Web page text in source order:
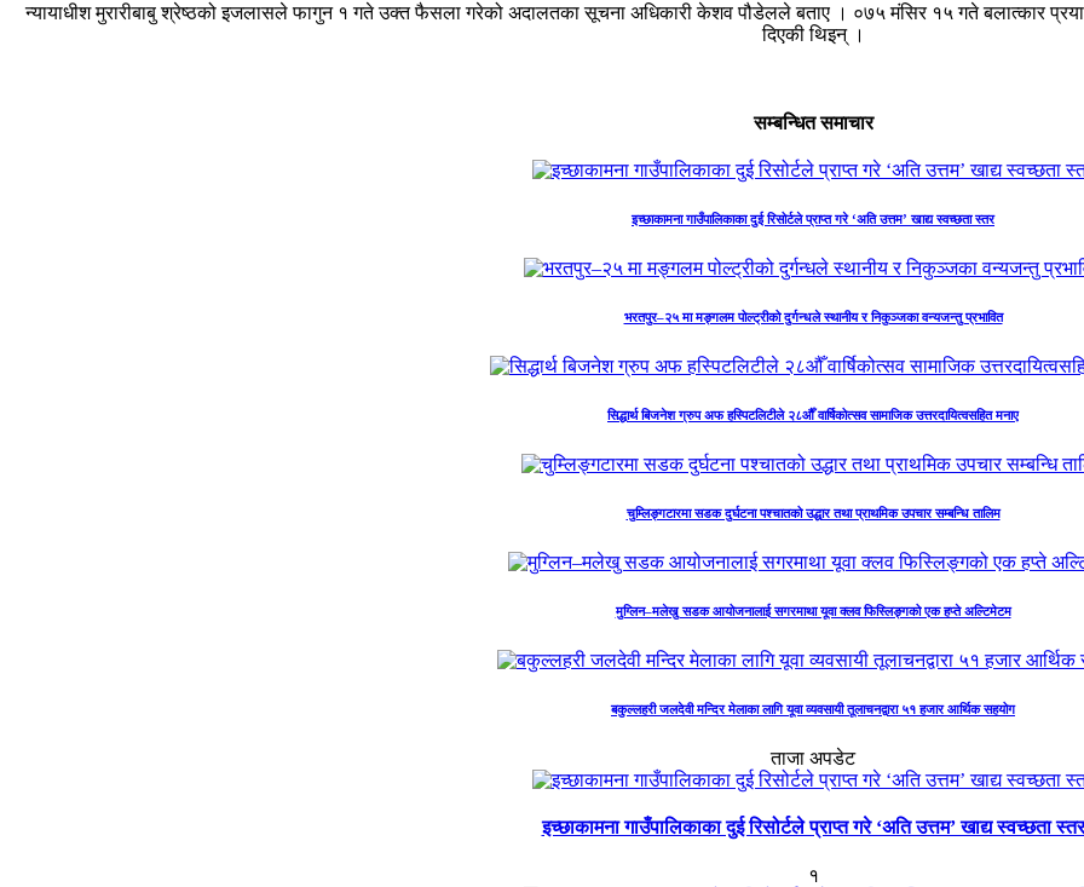
न्यायाधीश मुरारीबाबु श्रेष्ठको इजलासले फागुन १ गते उक्त फैसला गरेको अदालतका सूचना अधिकारी केशव पौडेलले बताए । ०७५ मंसिर १५ गते बलात्कार
दिएकी थिइन् ।
सम्बन्धित समाचार
इच्छाकामना गाउँपालिकाका दुई रिसोर्टले प्राप्त गरे ‘अति उत्तम’ खाद्य स्वच्छता स्तर
भरतपुर–२५ मा मङ्गलम पोल्ट्रीको दुर्गन्धले स्थानीय र निकुञ्जका वन्यजन्तु प्रभावित
सिद्धार्थ बिजनेश ग्रुप अफ हस्पिटलिटीले २८औँ वार्षिकोत्सव सामाजिक उत्तरदायित्वसहित मनाए
चुम्लिङ्गटारमा सडक दुर्घटना पश्चातको उद्धार तथा प्राथमिक उपचार सम्बन्धि तालिम
मुग्लिन–मलेखु सडक आयोजनालाई सगरमाथा यूवा क्लव फिस्लिङ्गको एक हप्ते अल्टिमेटम
बकुल्लहरी जलदेवी मन्दिर मेलाका लागि यूवा व्यवसायी तूलाचनद्वारा ५१ हजार आर्थिक सहयोग
ताजा अपडेट
इच्छाकामना गाउँपालिकाका दुई रिसोर्टले प्राप्त गरे ‘अति उत्तम’ खाद्य स्वच्छता स्तर
१